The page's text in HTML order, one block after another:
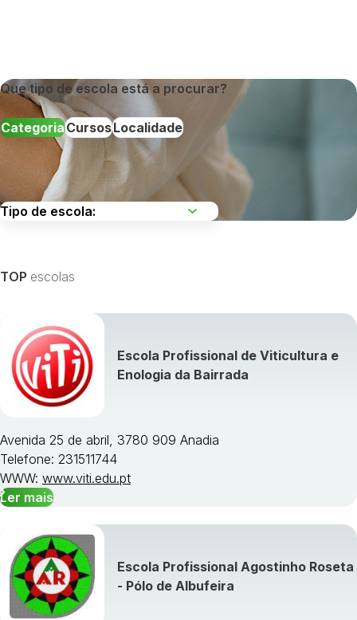
Que tipo de escola está a procurar?
CategoriaCursosLocalidade
Visualizar todos os cursos »
TOP escolas
Escola Profissional de Viticultura e
Enologia da Bairrada
Avenida 25 de abril, 3780 909 Anadia
Telefone: 231511744
WWW: www.viti.edu.pt
Ler mais
Escola Profissional Agostinho Roseta
- Pólo de Albufeira